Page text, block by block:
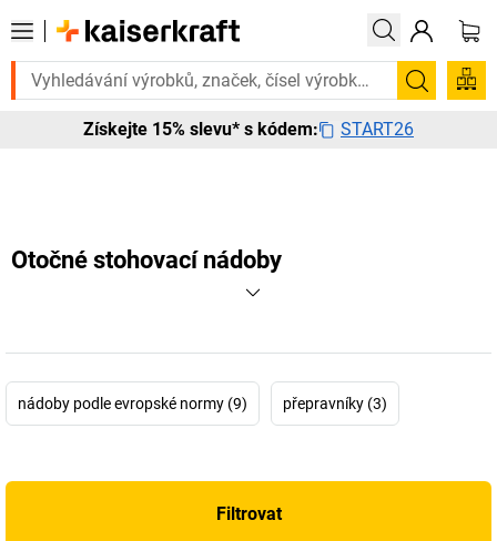
to urgentně? Vybrané bestsellery doručíme do 72 hodin.
Hledání
Získejte 15% slevu* s kódem: START26
Otočné stohovací nádoby
nádoby podle evropské normy (9) přepravníky (3)
Filtrovat